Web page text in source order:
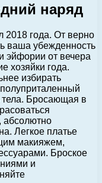
наряд
года. От верно
ваша убежденность
эйфории от вечера
хозяйки года.
избирать
тела. Бросающая в
абсолютно
Легкое платье
макияжем,
Броское
и